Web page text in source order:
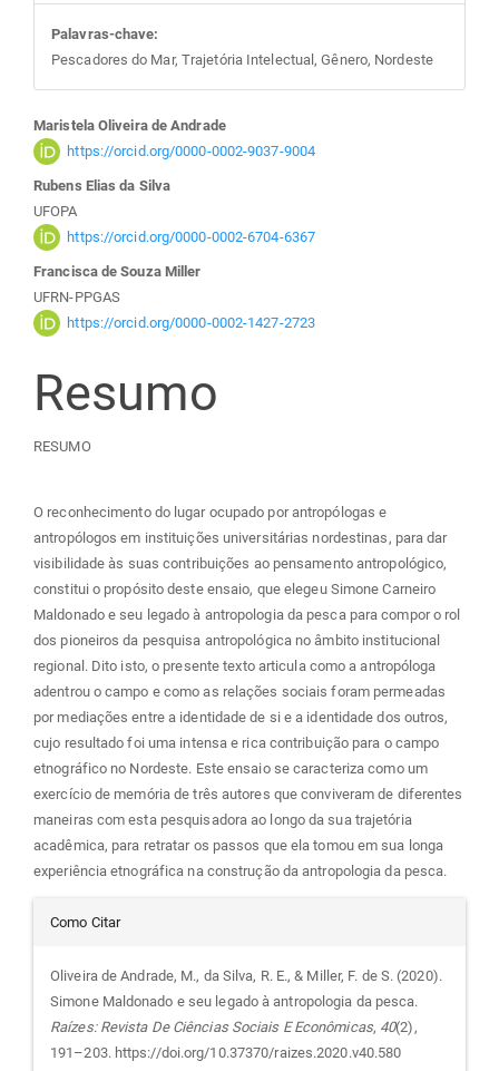
Palavras-chave:
Pescadores do Mar, Trajetória Intelectual, Gênero, Nordeste
Conteúdo
do
artigo
principal
Maristela Oliveira de Andrade
https://orcid.org/0000-0002-9037-9004
Rubens Elias da Silva
UFOPA
https://orcid.org/0000-0002-6704-6367
Francisca de Souza Miller
UFRN-PPGAS
https://orcid.org/0000-0002-1427-2723
Resumo
RESUMO
O reconhecimento do lugar ocupado por antropólogas e
antropólogos em instituições universitárias nordestinas, para dar
visibilidade às suas contribuições ao pensamento antropológico,
constitui o propósito deste ensaio, que elegeu Simone Carneiro
Maldonado e seu legado à antropologia da pesca para compor o rol
dos pioneiros da pesquisa antropológica no âmbito institucional
regional. Dito isto, o presente texto articula como a antropóloga
adentrou o campo e como as relações sociais foram permeadas
por mediações entre a identidade de si e a identidade dos outros,
cujo resultado foi uma intensa e rica contribuição para o campo
etnográfico no Nordeste. Este ensaio se caracteriza como um
exercício de memória de três autores que conviveram de diferentes
maneiras com esta pesquisadora ao longo da sua trajetória
acadêmica, para retratar os passos que ela tomou em sua longa
experiência etnográfica na construção da antropologia da pesca.
Detalhes
do
artigo
Como Citar
Oliveira de Andrade, M., da Silva, R. E., & Miller, F. de S. (2020).
Simone Maldonado e seu legado à antropologia da pesca.
Raízes: Revista De Ciências Sociais E Econômicas, 40(2),
191–203. https://doi.org/10.37370/raizes.2020.v40.580